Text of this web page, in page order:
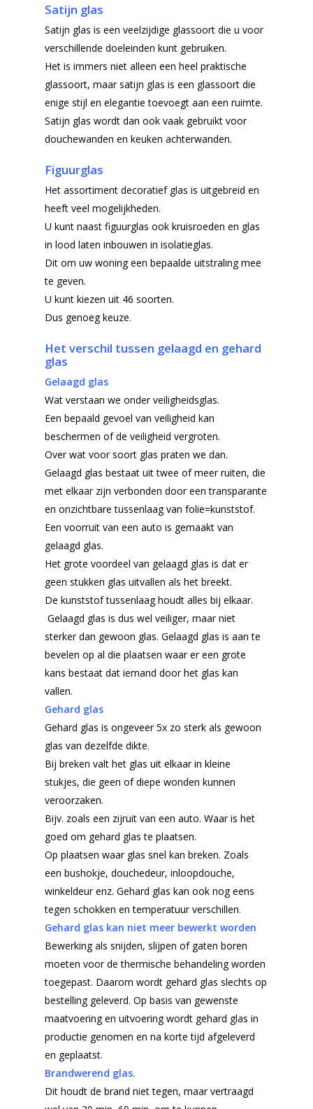
Satijn glas
Satijn glas is een veelzijdige glassoort die u voor
verschillende doeleinden kunt gebruiken.
Het is immers niet alleen een heel praktische
glassoort, maar satijn glas is een glassoort die
enige stijl en elegantie toevoegt aan een ruimte.
Satijn glas wordt dan ook vaak gebruikt voor
douchewanden en keuken achterwanden.
Figuurglas
Het assortiment decoratief glas is uitgebreid en
heeft veel mogelijkheden.
U kunt naast figuurglas ook kruisroeden en glas
in lood laten inbouwen in isolatieglas.
Dit om uw woning een bepaalde uitstraling mee
te geven.
U kunt kiezen uit 46 soorten.
Dus genoeg keuze.
Het verschil tussen gelaagd en gehard
glas
Gelaagd glas
Wat verstaan we onder veiligheidsglas.
Een bepaald gevoel van veiligheid kan
beschermen of de veiligheid vergroten.
Over wat voor soort glas praten we dan.
Gelaagd glas bestaat uit twee of meer ruiten, die
met elkaar zijn verbonden door een transparante
en onzichtbare tussenlaag van folie=kunststof.
Een voorruit van een auto is gemaakt van
gelaagd glas.
Het grote voordeel van gelaagd glas is dat er
geen stukken glas uitvallen als het breekt.
De kunststof tussenlaag houdt alles bij elkaar.
Gelaagd glas is dus wel veiliger, maar niet
sterker dan gewoon glas. Gelaagd glas is aan te
bevelen op al die plaatsen waar er een grote
kans bestaat dat iemand door het glas kan
vallen.
Gehard glas
Gehard glas is ongeveer 5x zo sterk als gewoon
glas van dezelfde dikte.
Bij breken valt het glas uit elkaar in kleine
stukjes, die geen of diepe wonden kunnen
veroorzaken.
Bijv. zoals een zijruit van een auto. Waar is het
goed om gehard glas te plaatsen.
Op plaatsen waar glas snel kan breken. Zoals
een bushokje, douchedeur, inloopdouche,
winkeldeur enz. Gehard glas kan ook nog eens
tegen schokken en temperatuur verschillen.
Gehard glas kan niet meer bewerkt worden
Bewerking als snijden, slijpen of gaten boren
moeten voor de thermische behandeling worden
toegepast. Daarom wordt gehard glas slechts op
bestelling geleverd. Op basis van gewenste
maatvoering en uitvoering wordt gehard glas in
productie genomen en na korte tijd afgeleverd
en geplaatst.
Brandwerend glas.
Dit houdt de brand niet tegen, maar vertraagd
Home